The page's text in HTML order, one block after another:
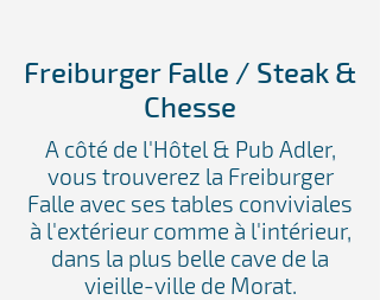
Freiburger Falle / Steak &
Chesse
A côté de l'Hôtel & Pub Adler,
vous trouverez la Freiburger
Falle avec ses tables conviviales
à l'extérieur comme à l'intérieur,
dans la plus belle cave de la
vieille-ville de Morat.